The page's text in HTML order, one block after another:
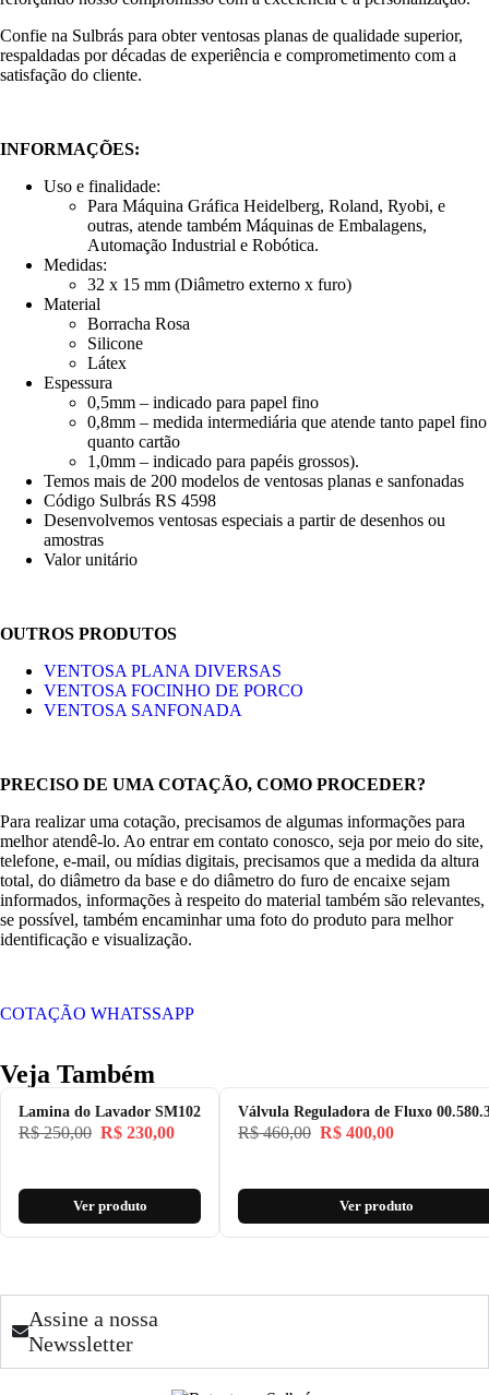
Confie na Sulbrás para obter ventosas planas de qualidade superior,
respaldadas por décadas de experiência e comprometimento com a
satisfação do cliente.
INFORMAÇÕES:
Uso e finalidade:
Para Máquina Gráfica Heidelberg, Roland, Ryobi, e
outras, atende também Máquinas de Embalagens,
Automação Industrial e Robótica.
Medidas:
32 x 15 mm (Diâmetro externo x furo)
Material
Borracha Rosa
Silicone
Látex
Espessura
0,5mm – indicado para papel fino
0,8mm – medida intermediária que atende tanto papel fino
quanto cartão
1,0mm – indicado para papéis grossos).
Temos mais de 200 modelos de ventosas planas e sanfonadas
Código Sulbrás RS 4598
Desenvolvemos ventosas especiais a partir de desenhos ou
amostras
Valor unitário
OUTROS PRODUTOS
VENTOSA PLANA DIVERSAS
VENTOSA FOCINHO DE PORCO
VENTOSA SANFONADA
PRECISO DE UMA COTAÇÃO, COMO PROCEDER?
Para realizar uma cotação, precisamos de algumas informações para
melhor atendê-lo. Ao entrar em contato conosco, seja por meio do site,
telefone, e-mail, ou mídias digitais, precisamos que a medida da altura
total, do diâmetro da base e do diâmetro do furo de encaixe sejam
informados, informações à respeito do material também são relevantes,
se possível, também encaminhar uma foto do produto para melhor
identificação e visualização.
COTAÇÃO WHATSSAPP
Veja Também
Lamina do Lavador SM102
R$250,00 R$ 230,00
Ver produto
Válvula Reguladora de Fluxo
R$460,00 R$ 400,00
Ver produto
Assine a nossa
Newssletter